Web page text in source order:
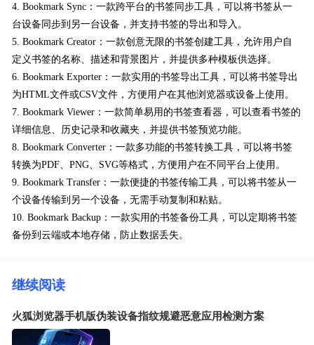
4. Bookmark Sync：一款跨平台的书签同步工具，可以将书签从一
台设备同步到另一台设备，并支持书签的导出和导入。
5. Bookmark Creator：一款创意无限的书签创建工具，允许用户自
定义书签的名称、描述和背景图片，并提供多种模板供选择。
6. Bookmark Exporter：一款实用的书签导出工具，可以将书签导出
为HTML文件或CSV文件，方便用户在其他浏览器或设备上使用。
7. Bookmark Viewer：一款简单易用的书签查看器，可以查看书签的
详细信息、历史记录和收藏夹，并提供书签预览功能。
8. Bookmark Converter：一款多功能的书签转换工具，可以将书签
转换为PDF、PNG、SVG等格式，方便用户在不同平台上使用。
9. Bookmark Transfer：一款便捷的书签传输工具，可以将书签从一
个设备传输到另一个设备，无需手动复制和粘贴。
10. Bookmark Backup：一款实用的书签备份工具，可以定期将书签
备份到云端或本地存储，防止数据丢失。
继续阅读
火狐浏览器手机版伪装设备指纹规避恶意应用检测方案